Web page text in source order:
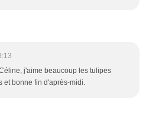
j'aime beaucoup les tulipes
et bonne fin d'après-midi.